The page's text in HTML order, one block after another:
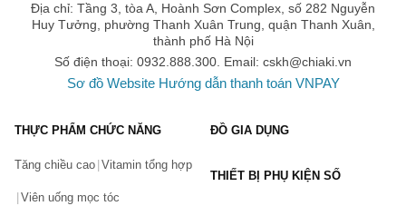
Địa chỉ: Tầng 3, tòa A, Hoành Sơn Complex, số 282 Nguyễn
Huy Tưởng, phường Thanh Xuân Trung, quận Thanh Xuân,
thành phố Hà Nội
Số điện thoại: 0932.888.300. Email: cskh@chiaki.vn
Sơ đồ Website Hướng dẫn thanh toán VNPAY
THỰC PHẨM CHỨC NĂNG
Tăng chiều cao Vitamin tổng hợp
Viên uống mọc tóc
ĐỒ GIA DỤNG
THIẾT BỊ PHỤ KIỆN SỐ